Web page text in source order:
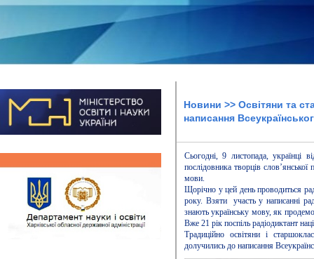
Новини >> Освітяни та
написання
Сьогодні, 9 листопада, українці
послідовника творців
мови.
Щорічно у цей день проводиться
року. Взяти участь у написанні
знають українську мову, як
Вже 21 рік поспіль радіодиктант
Традиційно освітяни і
долучились до написання